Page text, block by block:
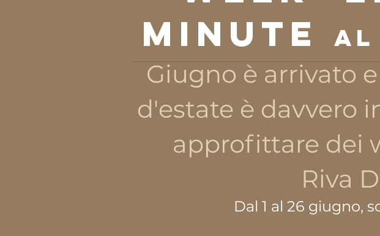
MINUTE
al
Giugno è arrivato
d'estate è davvero
approfittare dei
Riva
Dal 1 al 26 giugno,